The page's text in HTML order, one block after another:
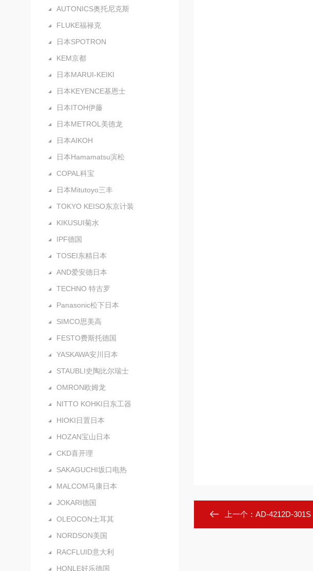
AUTONICS奥托尼克斯
FLUKE福禄克
日本SPOTRON
KEM京都
日本MARUI-KEIKI
日本KEYENCE基恩士
日本ITOH伊藤
日本METROL美德龙
日本AIKOH
日本Hamamatsu滨松
COPAL科宝
日本Mitutoyo三丰
TOKYO KEISO东京计装
KIKUSUI菊水
IPF德国
TOSEI东精日本
AND爱安德日本
TECHNO 特古罗
Panasonic松下日本
SIMCO思美高
FESTO费斯托德国
YASKAWA安川日本
STAUBLI史陶比尔瑞士
OMRON欧姆龙
NITTO KOHKI日东工器
HIOKI日置日本
HOZAN宝山日本
CKD喜开理
SAKAGUCHI坂口电热
MALCOM马康日本
JOKARI德国
OLEOCON士耳其
NORDSON美国
RACFLUID意大利
HONLE好乐德国
上一个： AD-4212D-301S 型AND爱